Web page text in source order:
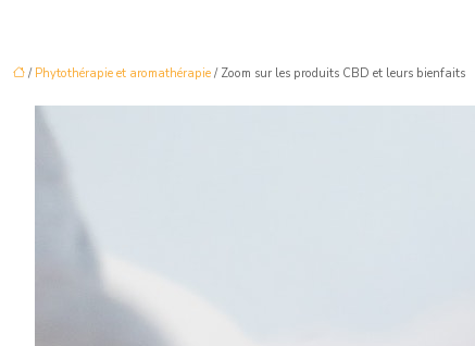
/ Phytothérapie et aromathérapie / Zoom sur les produits CBD et leurs bienfaits